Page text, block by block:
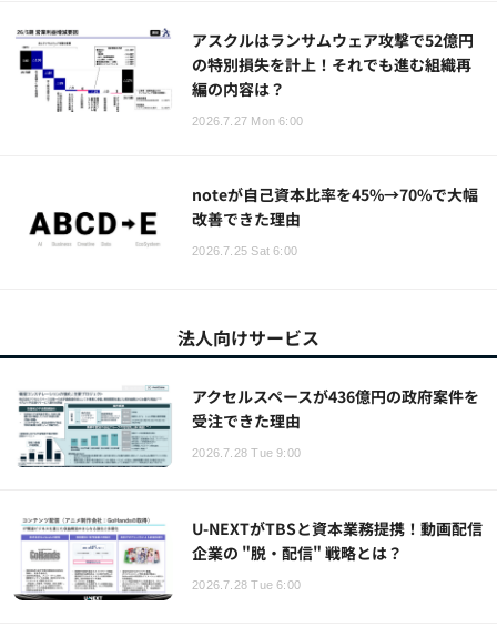
アスクルはランサムウェア攻撃で52億円
の特別損失を計上！それでも進む組織再
編の内容は？
2026.7.27 Mon 6:00
noteが自己資本比率を45%→70%で大幅
改善できた理由
2026.7.25 Sat 6:00
法人向けサービス
アクセルスペースが436億円の政府案件を
受注できた理由
2026.7.28 Tue 9:00
U-NEXTがTBSと資本業務提携！動画配信
企業の "脱・配信" 戦略とは？
2026.7.28 Tue 6:00